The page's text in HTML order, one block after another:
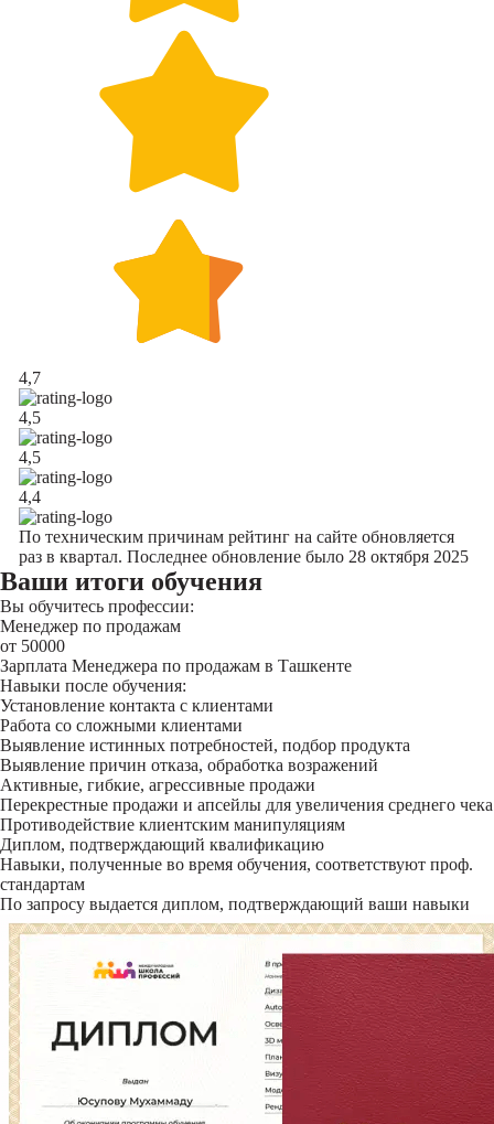
4,7
4,5
4,5
4,4
По техническим причинам рейтинг на сайте обновляется
раз в квартал. Последнее обновление было 28 октября 2025
Ваши итоги обучения
Вы обучитесь профессии:
Менеджер по продажам
от 50000
Зарплата Менеджера по продажам в Ташкенте
Навыки после обучения:
Установление контакта с клиентами
Работа со сложными клиентами
Выявление истинных потребностей, подбор продукта
Выявление причин отказа, обработка возражений
Активные, гибкие, агрессивные продажи
Перекрестные продажи и апсейлы для увеличения среднего чека
Противодействие клиентским манипуляциям
Диплом, подтверждающий квалификацию
Навыки, полученные во время обучения, соответствуют проф.
стандартам
По запросу выдается диплом, подтверждающий ваши навыки